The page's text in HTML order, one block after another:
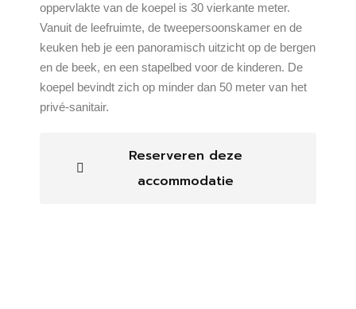
oppervlakte van de koepel is 30 vierkante meter.
Vanuit de leefruimte, de tweepersoonskamer en de
keuken heb je een panoramisch uitzicht op de bergen
en de beek, en een stapelbed voor de kinderen. De
koepel bevindt zich op minder dan 50 meter van het
privé-sanitair.
Reserveren deze
accommodatie